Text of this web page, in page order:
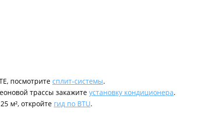
посмотрите сплит-системы.
трассы закажите установку кондиционера.
м², откройте гид по BTU.